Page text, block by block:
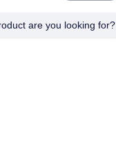
are you looking for?